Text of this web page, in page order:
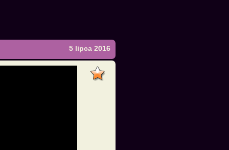
5 lipca 2016